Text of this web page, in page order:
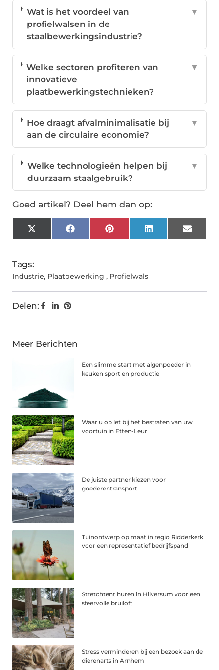
Wat is het voordeel van
profielwalsen in de
staalbewerkingsindustrie?
▼
Welke sectoren profiteren van
innovatieve
plaatbewerkingstechnieken?
▼
Hoe draagt afvalminimalisatie bij
aan de circulaire economie?
▼
Welke technologieën helpen bij
duurzaam staalgebruik?
▼
Goed artikel? Deel hem dan op:
X
(Twitter)
FacebookPinterestLinkedInEmail
Tags:
Industrie, Plaatbewerking , Profielwals
Delen:
Meer Berichten
Een slimme start met algenpoeder in
keuken sport en productie
Waar u op let bij het bestraten van uw
voortuin in Etten-Leur
De juiste partner kiezen voor
goederentransport
Tuinontwerp op maat in regio Ridderkerk
voor een representatief bedrijfspand
Stretchtent huren in Hilversum voor een
sfeervolle bruiloft
Stress verminderen bij een bezoek aan de
dierenarts in Arnhem